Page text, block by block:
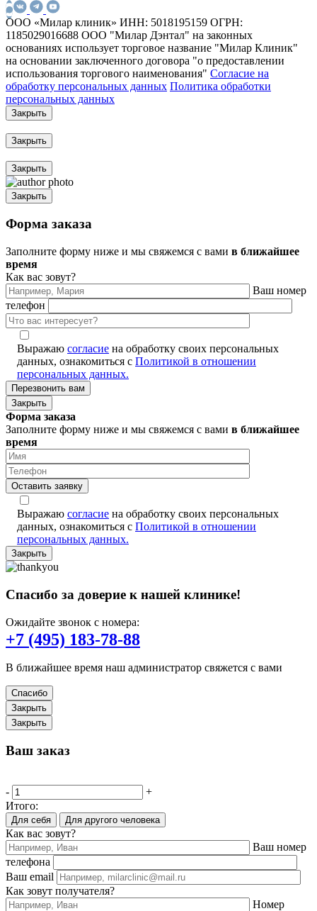
ООО «Милар клиник» ИНН: 5018195159 ОГРН:
1185029016688 ООО "Милар Дэнтал" на законных
основаниях использует торговое название "Милар Клиник"
на основании заключенного договора "о предоставлении
использования торгового наименования" Согласие на
обработку персональных данных Политика обработки
персональных данных
Закрыть
Закрыть
Закрыть
Закрыть
Форма заказа
Заполните форму ниже и мы свяжемся с вами в ближайшее
время
Как вас зовут?
Ваш номер
телефон
Выражаю согласие на обработку своих персональных
данных, ознакомиться с Политикой в отношении
персональных данных.
Закрыть
Форма заказа
Заполните форму ниже и мы свяжемся с вами в ближайшее
время
Оставить заявку
Выражаю согласие на обработку своих персональных
данных, ознакомиться с Политикой в отношении
персональных данных.
Закрыть
Спасибо за доверие к нашей клинике!
Ожидайте звонок с номера:
+7 (495) 183-78-88
В ближайшее время наш администратор свяжется с вами
Спасибо
Закрыть
Закрыть
Ваш заказ
-
+
Итого:
Для себя Для другого человека
Как вас зовут?
Ваш номер
телефона
Ваш email
Как зовут получателя?
Номер